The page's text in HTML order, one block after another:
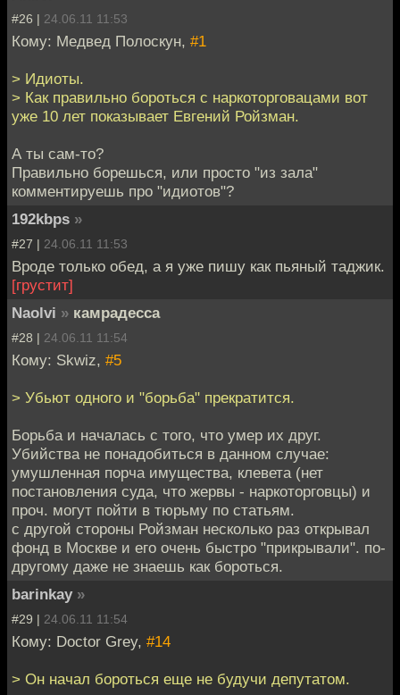
#26 | 24.06.11 11:53
Кому: Медвед Полоскун, #1
> Идиоты.
> Как правильно бороться с наркоторговацами вот
уже 10 лет показывает Евгений Ройзман.
А ты сам-то?
Правильно борешься, или просто "из зала"
комментируешь про "идиотов"?
192kbps »
#27 | 24.06.11 11:53
Вроде только обед, а я уже пишу как пьяный таджик.
[грустит]
Naolvi » камрадесса
#28 | 24.06.11 11:54
Кому: Skwiz, #5
> Убьют одного и "борьба" прекратится.
Борьба и началась с того, что умер их друг.
Убийства не понадобиться в данном случае:
умушленная порча имущества, клевета (нет
постановления суда, что жервы - наркоторговцы) и
проч. могут пойти в тюрьму по статьям.
с другой стороны Ройзман несколько раз открывал
фонд в Москве и его очень быстро "прикрывали". по-
другому даже не знаешь как бороться.
barinkay »
#29 | 24.06.11 11:54
Кому: Doctor Grey, #14
> Он начал бороться еще не будучи депутатом.